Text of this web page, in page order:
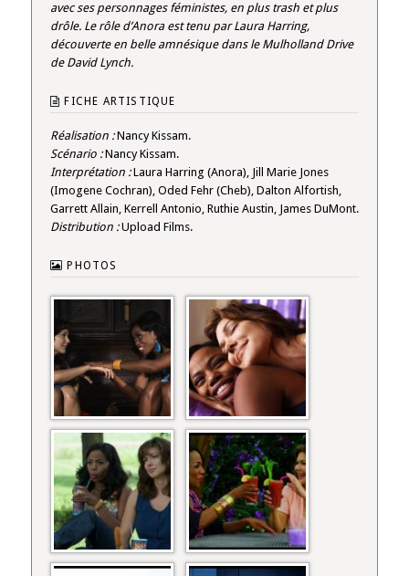
avec ses personnages féministes, en plus trash et plus
drôle. Le rôle d’Anora est tenu par Laura Harring,
découverte en belle amnésique dans le Mulholland Drive
de David Lynch.
FICHE ARTISTIQUE
Réalisation :Nancy Kissam.
Scénario :Nancy Kissam.
Interprétation :Laura Harring (Anora), Jill Marie Jones
(Imogene Cochran), Oded Fehr (Cheb), Dalton Alfortish,
Garrett Allain, Kerrell Antonio, Ruthie Austin, James DuMont.
Distribution :Upload Films.
PHOTOS